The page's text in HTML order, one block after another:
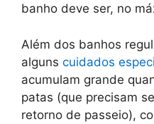
banho deve ser, no
Além dos banhos
alguns cuidados
acumulam grande
patas (que precisam
retorno de passeio),